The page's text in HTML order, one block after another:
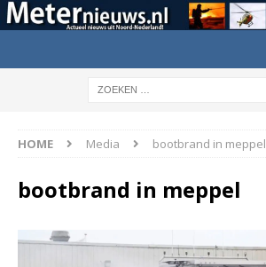
HOME Media bootbrand in meppel
bootbrand in meppel